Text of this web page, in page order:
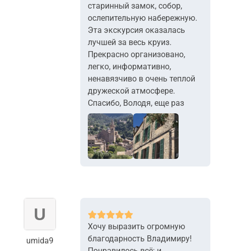
старинный замок, собор,
ослепительную набережную.
Эта экскурсия оказалась
лучшей за весь круиз.
Прекрасно организовано,
легко, информативно,
ненавязчиво в очень теплой
дружеской атмосфере.
Спасибо, Володя, еще раз
umida9
Хочу выразить огромную
благодарность Владимиру!